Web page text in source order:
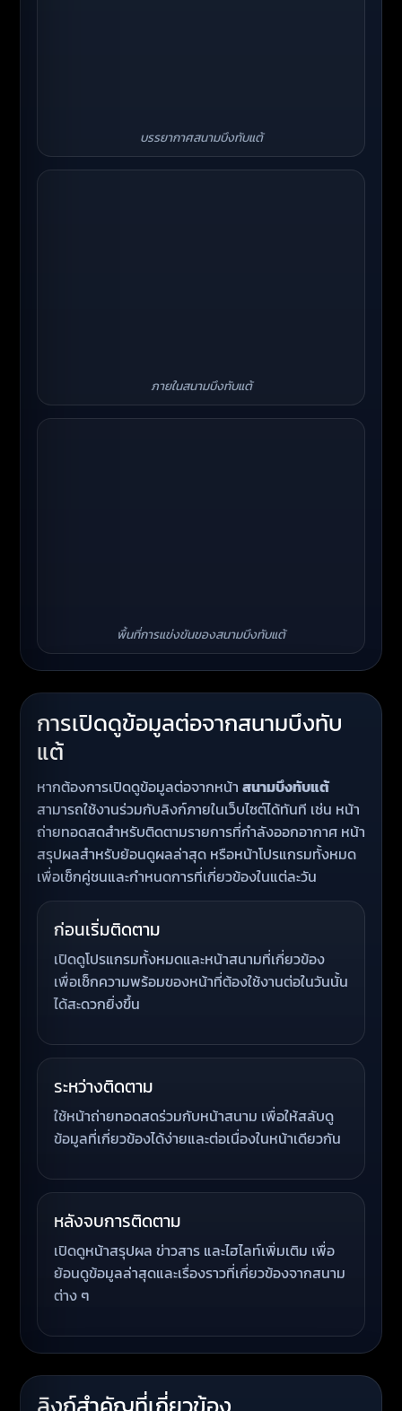
บรรยากาศสนามบึงทับแต้
ภายในสนามบึงทับแต้
พื้นที่การแข่งขันของสนามบึงทับแต้
การเปิดดูข้อมูลต่อจากสนามบึงทับ
แต้
หากต้องการเปิดดูข้อมูลต่อจากหน้า สนามบึงทับแต้
สามารถใช้งานร่วมกับลิงก์ภายในเว็บไซต์ได้ทันที เช่น หน้า
ถ่ายทอดสดสำหรับติดตามรายการที่กำลังออกอากาศ หน้า
สรุปผลสำหรับย้อนดูผลล่าสุด หรือหน้าโปรแกรมทั้งหมด
เพื่อเช็กคู่ชนและกำหนดการที่เกี่ยวข้องในแต่ละวัน
ก่อนเริ่มติดตาม
เปิดดูโปรแกรมทั้งหมดและหน้าสนามที่เกี่ยวข้อง
เพื่อเช็กความพร้อมของหน้าที่ต้องใช้งานต่อในวันนั้น
ได้สะดวกยิ่งขึ้น
ระหว่างติดตาม
ใช้หน้าถ่ายทอดสดร่วมกับหน้าสนาม เพื่อให้สลับดู
ข้อมูลที่เกี่ยวข้องได้ง่ายและต่อเนื่องในหน้าเดียวกัน
หลังจบการติดตาม
เปิดดูหน้าสรุปผล ข่าวสาร และไฮไลท์เพิ่มเติม เพื่อ
ย้อนดูข้อมูลล่าสุดและเรื่องราวที่เกี่ยวข้องจากสนาม
ต่าง ๆ